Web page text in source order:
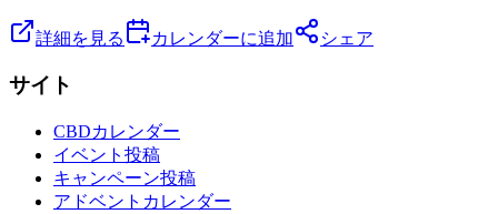
詳細を見る カレンダーに追加 シェア
サイト
CBDカレンダー
イベント投稿
キャンペーン投稿
アドベントカレンダー